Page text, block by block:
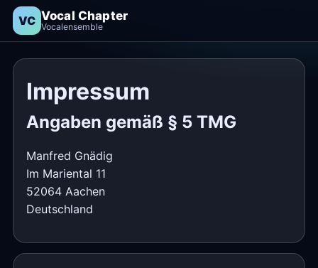
VC Vocal Chapter
Vocalensemble
Impressum
Angaben gemäß § 5 TMG
Manfred Gnädig
Im Mariental 11
52064 Aachen
Deutschland